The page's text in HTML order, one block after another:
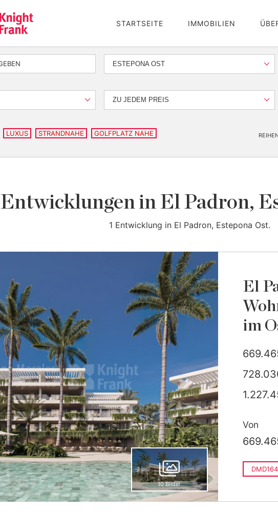
STARTSEITE IMMOBILIEN
ESTEPONA OST
ZU JEDEM PREIS
LUXUS STRANDNAHE GOLFPLATZ NAHE
Entwicklungen in El Padron,
1 Entwicklung in El Padron, Estepona Ost.
10 Bilder
El
im
Von